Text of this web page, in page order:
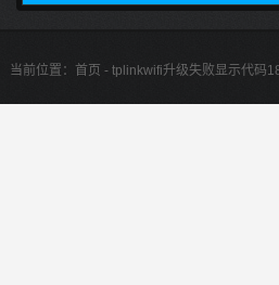
当前位置： 首页 - tplinkwifi升级失败显示代码